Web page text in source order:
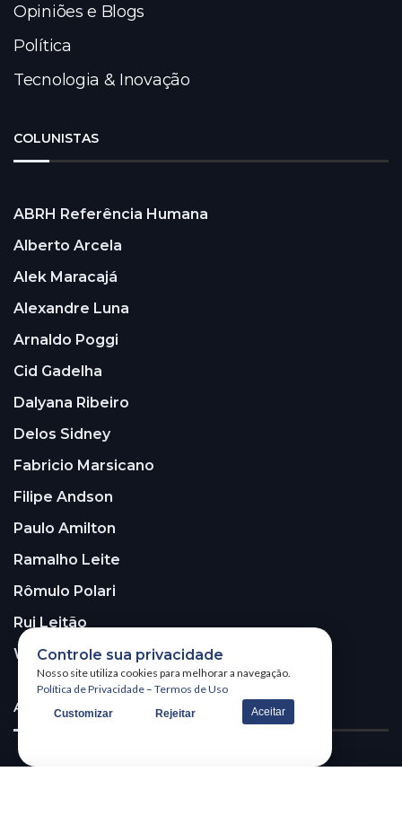
Opiniões e Blogs
Política
Tecnologia & Inovação
COLUNISTAS
ABRH Referência Humana
Alberto Arcela
Alek Maracajá
Alexandre Luna
Arnaldo Poggi
Cid Gadelha
Dalyana Ribeiro
Delos Sidney
Fabricio Marsicano
Filipe Andson
Paulo Amilton
Ramalho Leite
Rômulo Polari
Rui Leitão
Walter Santos
ASSINE A NOSSA NEWSLETTER!
Controle sua privacidade
Nosso site utiliza cookies para melhorar a navegação.
Política de Privacidade – Termos de Uso
Customizar Rejeitar Aceitar